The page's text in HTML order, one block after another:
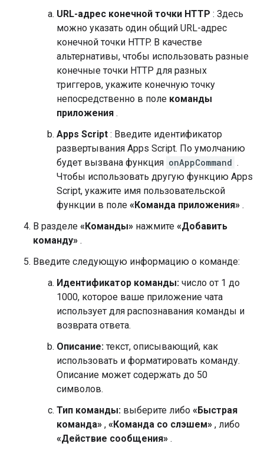
URL-адрес конечной точки HTTP : Здесь
можно указать один общий URL-адрес
конечной точки HTTP. В качестве
альтернативы, чтобы использовать разные
конечные точки HTTP для разных
триггеров, укажите конечную точку
непосредственно в поле команды
приложения .
Apps Script : Введите идентификатор
развертывания Apps Script. По умолчанию
будет вызвана функция onAppCommand .
Чтобы использовать другую функцию Apps
Script, укажите имя пользовательской
функции в поле «Команда приложения» .
В разделе «Команды» нажмите «Добавить
команду» .
Введите следующую информацию о команде:
Идентификатор команды: число от 1 до
1000, которое ваше приложение чата
использует для распознавания команды и
возврата ответа.
Описание: текст, описывающий, как
использовать и форматировать команду.
Описание может содержать до 50
символов.
Тип команды: выберите либо «Быстрая
команда» , «Команда со слэшем» , либо
«Действие сообщения» .